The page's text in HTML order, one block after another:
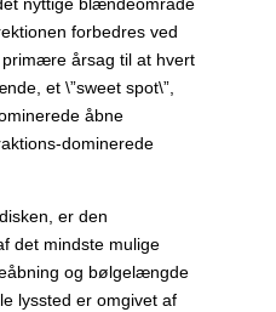
forbedres ved
årsag til at hvert
et \”sweet spot\”,
åbne
dominerede
er den
det mindste mulige
og bølgelængde
lyssted er omgivet af